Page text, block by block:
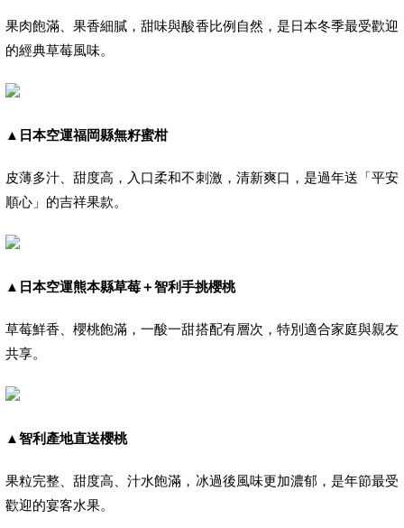
果肉飽滿、果香細膩，甜味與酸香比例自然，是日本冬季最受歡迎
的經典草莓風味。
▲ 日本空運福岡縣無籽蜜柑
皮薄多汁、甜度高，入口柔和不刺激，清新爽口，是過年送「平安
順心」的吉祥果款。
▲ 日本空運熊本縣草莓＋智利手挑櫻桃
草莓鮮香、櫻桃飽滿，一酸一甜搭配有層次，特別適合家庭與親友
共享。
▲智利產地直送櫻桃
果粒完整、甜度高、汁水飽滿，冰過後風味更加濃郁，是年節最受
歡迎的宴客水果。